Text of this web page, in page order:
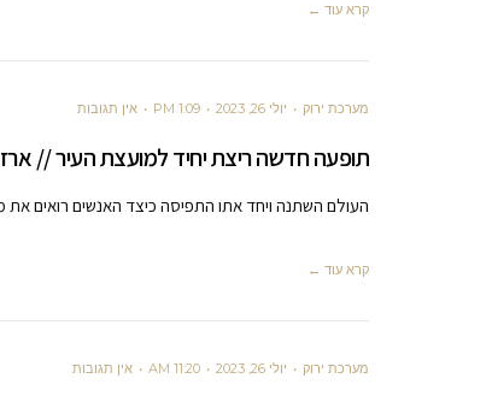
קרא עוד ←
מערכת ירוק יולי 26, 2023 1:09 PM אין תגובות
תופעה חדשה ריצת יחיד למועצת העיר // ארז
העולם השתנה ויחד אתו התפיסה כיצד האנשים רואים
קרא עוד ←
מערכת ירוק יולי 26, 2023 11:20 AM אין תגובות